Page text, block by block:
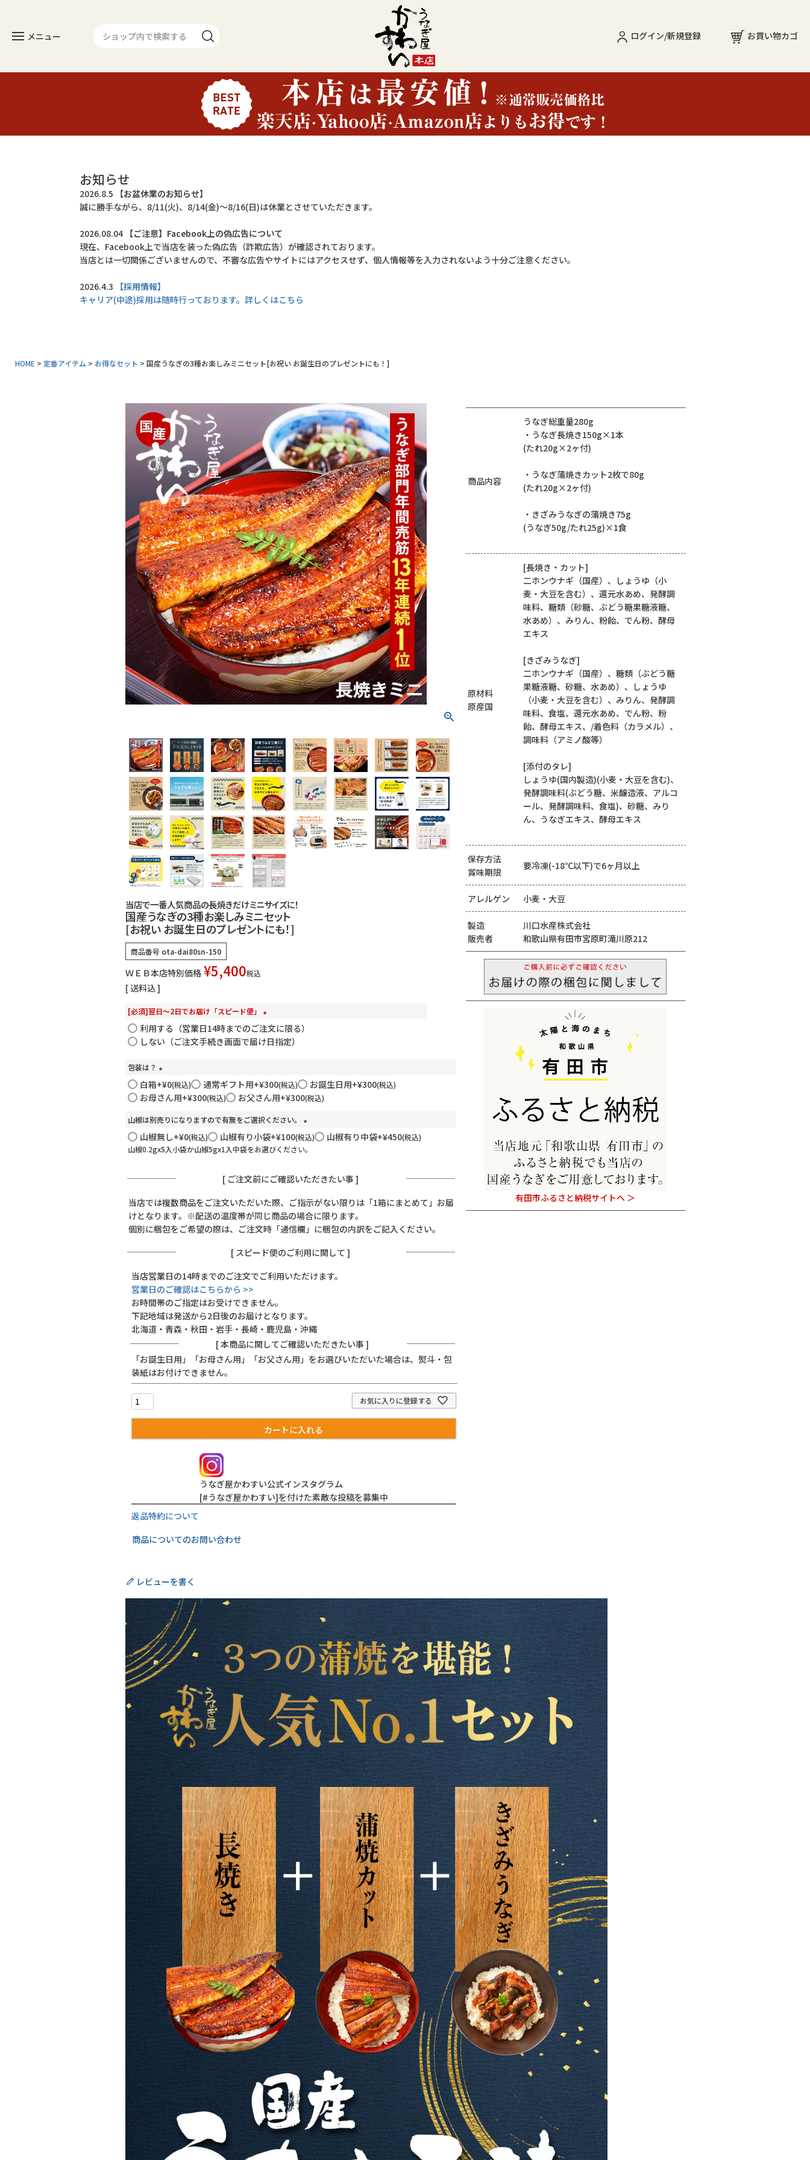
メニュー ログイン/新規登録 お買い物カゴ
お知らせ
2026.8.5
【お盆休業のお知らせ】
誠に勝手ながら、8/11(火)、8/14(金)～8/16(日)は休業とさせていただきます。
2026.08.04 【ご注意】Facebook上の偽広告について
現在、Facebook上で当店を装った偽広告（詐欺広告）が確認されております。
当店とは一切関係ございませんので、不審な広告やサイトにはアクセスせず、個人情報等を入力されないよう十分ご注意ください。
2026.4.3
【採用情報】
キャリア(中途)採用は随時行っております。詳しくはこちら
HOME 定番アイテム お得なセット 国産うなぎの3種お楽しみミニセット[お祝い お誕生日のプレゼントにも！]
当店で一番人気商品の長焼きだけミニサイズに！
国産うなぎの3種お楽しみミニセット
[お祝い お誕生日のプレゼントにも！]
商品番号 ota-dai80sn-150
ＷＥＢ本店特別価格 ¥5,400税込
送料込
[必須]翌日～2日でお届け「スピード便」
(
必
利用する（営業日14時までのご注文に限る）
しない（ご注文手続き画面で届け日指定）
包装は？
(
必
)
白箱+¥0 税込 通常ギフト用+¥300 税込 お誕生日用+¥300 税込
お母さん用+¥300 税込 お父さん用+¥300 税込
山椒は別売りになりますので有無をご選択ください。
(
必
山椒無し+¥0 税込 山椒有り小袋+¥100 税込 山椒有り中袋+¥450 税込
山椒0.2gx5入小袋か山椒5gx1入中袋をお選びください。
[ ご注文前にご確認いただきたい事 ]
当店では複数商品をご注文いただいた際、ご指示がない限りは「1箱にまとめて」お届
けとなります。※配送の温度帯が同じ商品の場合に限ります。
個別に梱包をご希望の際は、ご注文時「通信欄」に梱包の内訳をご記入ください。
[ スピード便のご利用に関して ]
当店営業日の14時までのご注文でご利用いただけます。
営業日のご確認はこちらから >>
お時間帯のご指定はお受けできません。
下記地域は発送から2日後のお届けとなります。
北海道・青森・秋田・岩手・長崎・鹿児島・沖縄
[ 本商品に関してご確認いただきたい事 ]
「お誕生日用」「お母さん用」「お父さん用」をお選びいただいた場合は、熨斗・包
装紙はお付けできません。
お気に入りに登録する
カートに入れる
うなぎ屋かわすい公式インスタグラム
[#うなぎ屋かわすい]を付けた素敵な投稿を募集中
返品特約について
商品についてのお問い合わせ
商品内容
うなぎ総重量280g
・うなぎ長焼き150g×1本
(たれ20g×2ヶ付)
・うなぎ蒲焼きカット2枚で80g
(たれ20g×2ヶ付)
・きざみうなぎの蒲焼き75g
(うなぎ50g/たれ25g)×1食
原材料
原産国
[長焼き・カット]
二ホンウナギ（国産）、しょうゆ（小
麦・大豆を含む）、還元水あめ、発酵調
味料、糖類（砂糖、ぶどう糖果糖液糖、
水あめ）、みりん、粉飴、でん粉、酵母
エキス
[きざみうなぎ]
二ホンウナギ（国産）、糖類（ぶどう糖
果糖液糖、砂糖、水あめ）、しょうゆ
（小麦・大豆を含む）、みりん、発酵調
味料、食塩、還元水あめ、でん粉、粉
飴、酵母エキス、/着色料（カラメル）、
調味料（アミノ酸等）
[添付のタレ]
しょうゆ(国内製造)(小麦・大豆を含む)、
発酵調味料(ぶどう糖、米醸造液、アルコ
ール、発酵調味料、食塩)、砂糖、みり
ん、うなぎエキス、酵母エキス
保存方法
賞味期限
要冷凍(-18℃以下)で6ヶ月以上
アレルゲン 小麦・大豆
製造
販売者
川口水産株式会社
和歌山県有田市宮原町滝川原212
有田市ふるさと納税サイトへ ＞
レビューを書く
人気のセット
同梱におすすめ
特典付きカタログ請求
0120-59-2580
業務用卸売も行っております